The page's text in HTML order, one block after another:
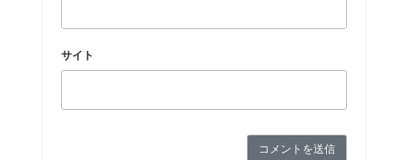
サイト